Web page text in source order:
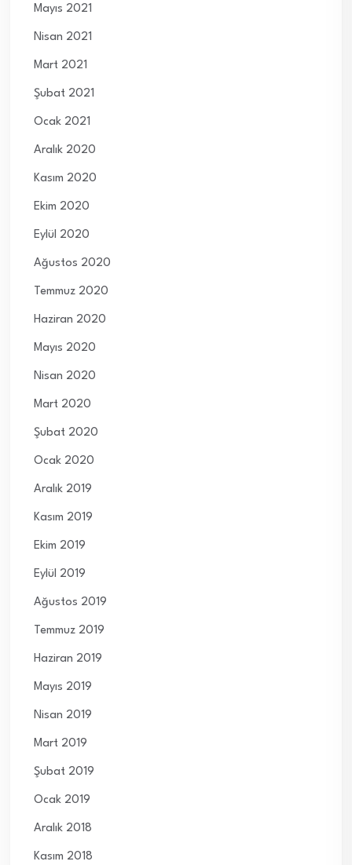
Mayıs 2021
Nisan 2021
Mart 2021
Şubat 2021
Ocak 2021
Aralık 2020
Kasım 2020
Ekim 2020
Eylül 2020
Ağustos 2020
Temmuz 2020
Haziran 2020
Mayıs 2020
Nisan 2020
Mart 2020
Şubat 2020
Ocak 2020
Aralık 2019
Kasım 2019
Ekim 2019
Eylül 2019
Ağustos 2019
Temmuz 2019
Haziran 2019
Mayıs 2019
Nisan 2019
Mart 2019
Şubat 2019
Ocak 2019
Aralık 2018
Kasım 2018